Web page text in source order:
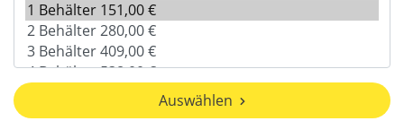
Auswählen